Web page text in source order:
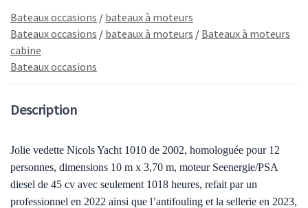
Bateaux occasions / bateaux à moteurs
Bateaux occasions / bateaux à moteurs / Bateaux à moteurs
cabine
Bateaux occasions
Description
Jolie vedette Nicols Yacht 1010 de 2002, homologuée pour 12
personnes, dimensions 10 m x 3,70 m, moteur Seenergie/PSA
diesel de 45 cv avec seulement 1018 heures, refait par un
professionnel en 2022 ainsi que l’antifouling et la sellerie en 2023,